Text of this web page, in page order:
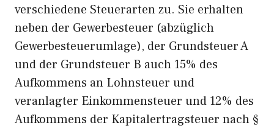
verschiedene Steuerarten zu. Sie erhalten
neben der Gewerbesteuer (abzüglich
Gewerbesteuerumlage), der Grundsteuer A
und der Grundsteuer B auch 15% des
Aufkommens an Lohnsteuer und
veranlagter Einkommensteuer und 12% des
Aufkommens der Kapitalertragsteuer nach §